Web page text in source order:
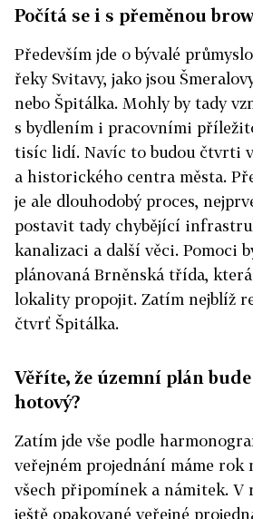
Počítá se i s přeměnou
Především jde o bývalé
řeky Svitavy, jako jsou
nebo Špitálka. Mohly by tady
s bydlením i pracovními
tisíc lidí. Navíc to budou čtvrti
a historického centra města.
je ale dlouhodobý proces,
postavit tady chybějící
kanalizaci a další věci. Pomoci
plánovaná Brněnská třída,
lokality propojit. Zatím nejblíž
čtvrť Špitálka.
Věříte, že územní plán
hotový?
Zatím jde vše podle
veřejném projednání máme rok
všech připomínek a námitek. V
ještě opakované veřejné